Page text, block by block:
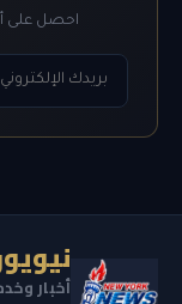
احصل على
أخبار